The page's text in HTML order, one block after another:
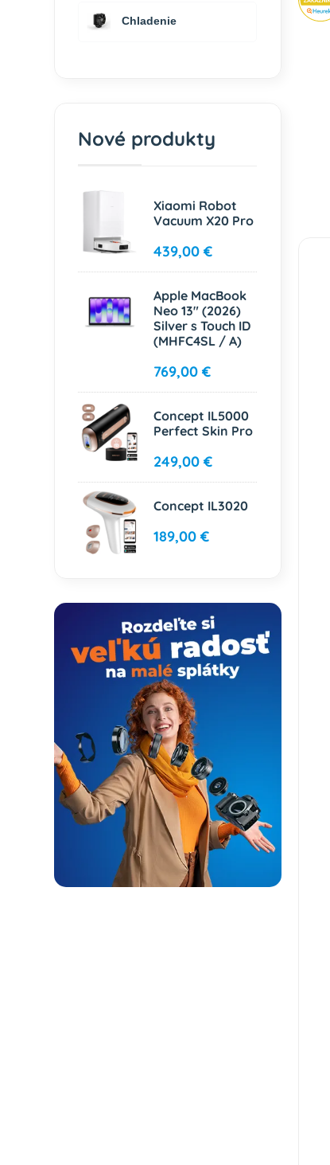
Chladenie
Nové produkty
Xiaomi Robot
Vacuum X20 Pro
439,00 €
Apple MacBook
Neo 13" (2026)
Silver s Touch ID
(MHFC4SL / A)
769,00 €
Concept IL5000
Perfect Skin Pro
249,00 €
Concept IL3020
189,00 €